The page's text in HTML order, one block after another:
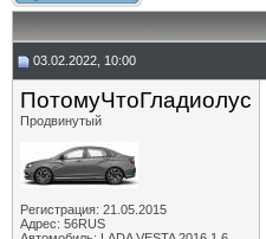
03.02.2022, 10:00
ПотомуЧтоГладиолус
Продвинутый
Регистрация: 21.05.2015
Адрес: 56RUS